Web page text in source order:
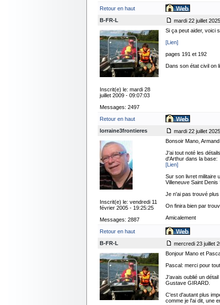
Retour en haut
B-FR-L
mardi 22 juillet
Inscrit(e) le: mardi 28
juillet 2009 - 09:07:03
Messages: 2497
Si ça peut aider, voici
[Lien]
pages 191 et 192
Dans son état civil on
Retour en haut
lorraine3frontieres
mardi 22 juillet
Inscrit(e) le: vendredi 11
février 2005 - 19:25:25
Messages: 2887
Bonsoir Mano,
J'ai tout noté les
d'Arthur dans la base:
[Lien]
Sur son livret militaire
Villeneuve Saint Denis
Je n'ai pas trouvé
On finira bien par
Amicalement
Retour en haut
B-FR-L
mercredi 23 juillet
Bonjour Mano et
Pascal: merci pour
J'avais oublié un
Gustave GIRARD.
C'est d'autant plus
comme je l'ai dit, une